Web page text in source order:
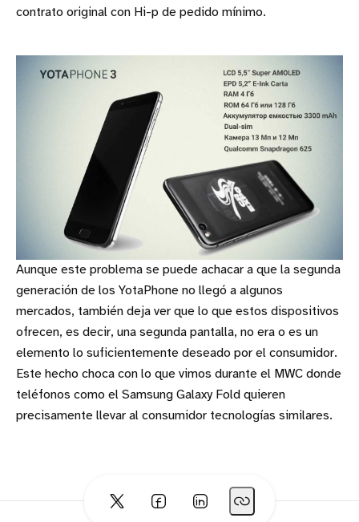
contrato original con Hi-p de pedido mínimo.
Aunque este problema se puede achacar a que la segunda
generación de los YotaPhone no llegó a algunos
mercados, también deja ver que lo que estos dispositivos
ofrecen, es decir, una segunda pantalla, no era o es un
elemento lo suficientemente deseado por el consumidor.
Este hecho choca con lo que vimos durante el MWC donde
teléfonos como el Samsung Galaxy Fold quieren
precisamente llevar al consumidor tecnologías similares.